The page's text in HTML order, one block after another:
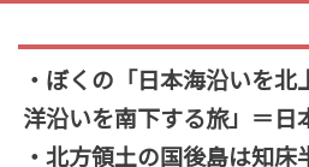
・ぼくの「日本海沿いを
洋沿いを南下する旅」＝日
・北方領土の国後島は知床